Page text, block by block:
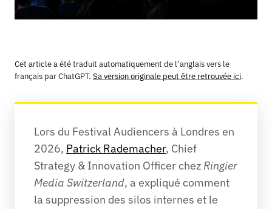
Cet article a été traduit automatiquement de l’anglais vers le
français par ChatGPT. Sa version originale peut être retrouvée ici.
Lors du Festival Audiencers à Londres en
2026, Patrick Rademacher, Chief
Strategy & Innovation Officer chez Ringier
Media Switzerland, a expliqué comment
la suppression des silos internes et le